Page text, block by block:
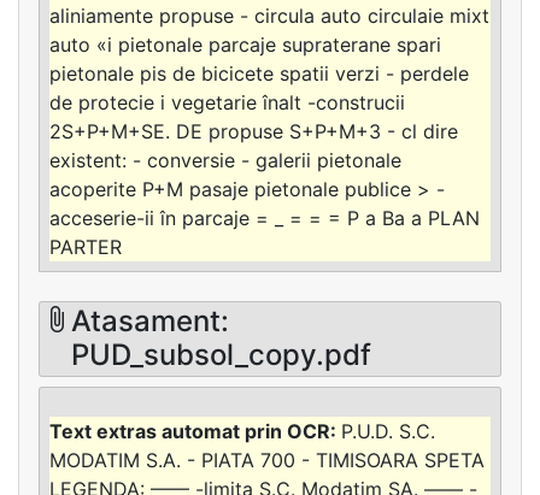
aliniamente propuse - circula auto circulaie mixt
auto «i pietonale parcaje supraterane spari
pietonale pis de bicicete spatii verzi - perdele
de protecie i vegetarie înalt -construcii
2S+P+M+SE. DE propuse S+P+M+3 - cl dire
existent: - conversie - galerii pietonale
acoperite P+M pasaje pietonale publice > -
acceserie-ii în parcaje = _ = = = P a Ba a PLAN
PARTER
Atasament:
PUD_subsol_copy.pdf
P.U.D. S.C.
MODATIM S.A. - PIATA 700 - TIMISOARA SPETA
LEGENDA: —— -limita S.C. Modatim SA. —— -